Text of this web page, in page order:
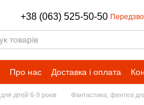
+38 (063) 525-50-50
Про нас Доставка і оплата
дітей 6-9 років Фантастика, фентезі